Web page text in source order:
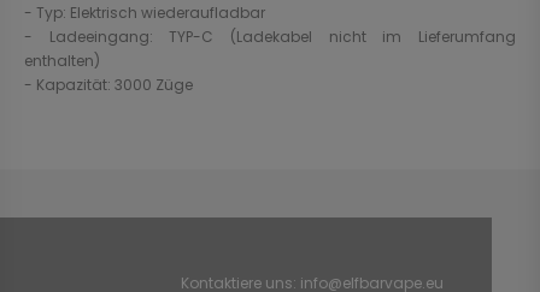
- Typ: Elektrisch wiederaufladbar
- Ladeeingang: TYP-C (Ladekabel nicht im Lieferumfang
enthalten)
- Kapazität: 3000 Züge
Kontaktiere uns: info@elfbarvape.eu